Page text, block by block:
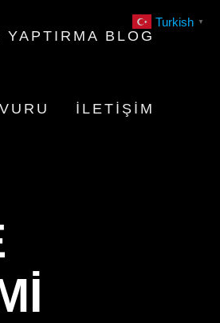
YAPTIRMA BLOG
İLETIŞIM
Turkish ▼